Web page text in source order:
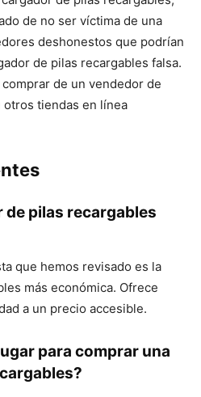
de no ser víctima de una
deshonestos que podrían
de pilas recargables falsa.
de un vendedor de
otros tiendas en línea
de pilas recargables
que hemos revisado es la
más económica. Ofrece
a un precio accesible.
para comprar una